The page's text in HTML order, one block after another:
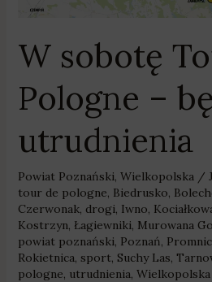
W sobotę
Pologne –
utrudnienia
Powiat Poznański, Wielkopolska/
tour de pologne, Biedrusko,
Czerwonak, drogi, Iwno,
Kostrzyn, Łagiewniki, Murowana
powiat poznański, Poznań,
Rokietnica, sport, Suchy Las,
pologne, utrudnienia, Wielkopolska